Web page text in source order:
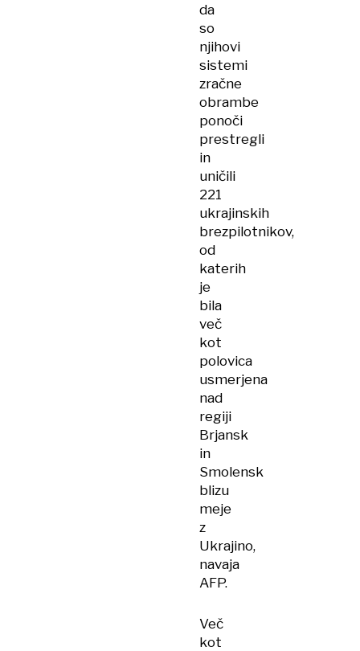
da
so
njihovi
sistemi
zračne
obrambe
ponoči
prestregli
in
uničili
221
ukrajinskih
brezpilotnikov,
od
katerih
je
bila
več
kot
polovica
usmerjena
nad
regiji
Brjansk
in
Smolensk
blizu
meje
z
Ukrajino,
navaja
AFP.
Več
kot